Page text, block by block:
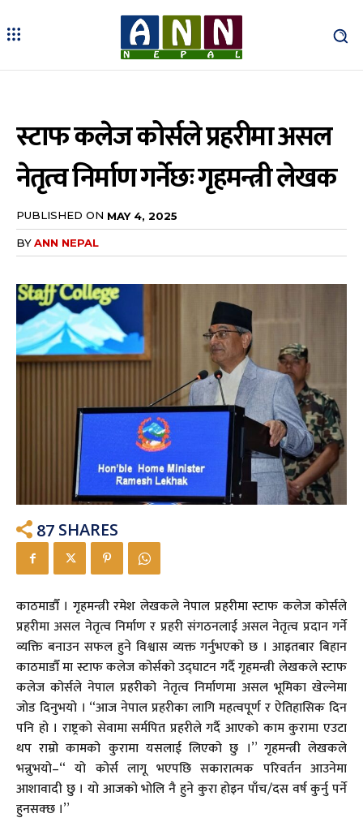
स्टाफ कलेज कोर्सले प्रहरीमा असल
नेतृत्व निर्माण गर्नेछः गृहमन्त्री लेखक
PUBLISHED ON MAY 4, 2025
BYANN NEPAL
87 SHARES
काठमाडौँ । गृहमन्त्री रमेश लेखकले नेपाल प्रहरीमा स्टाफ कलेज कोर्सले
प्रहरीमा असल नेतृत्व निर्माण र प्रहरी संगठनलाई असल नेतृत्व प्रदान गर्ने
व्यक्ति बनाउन सफल हुने विश्वास व्यक्त गर्नुभएको छ । आइतबार बिहान
काठमाडौँ मा स्टाफ कलेज कोर्सको उद्घाटन गर्दै गृहमन्त्री लेखकले स्टाफ
कलेज कोर्सले नेपाल प्रहरीको नेतृत्व निर्माणमा असल भूमिका खेल्नेमा
जोड दिनुभयो । “आज नेपाल प्रहरीका लागि महत्वपूर्ण र ऐतिहासिक दिन
पनि हो । राष्ट्रको सेवामा सर्मपित प्रहरीले गर्दै आएको काम कुरामा एउटा
थप राम्रो कामको कुरामा यसलाई लिएको छु ।” गृहमन्त्री लेखकले
भन्नुभयो–“ यो कोर्स लागू भएपछि सकारात्मक परिवर्तन आउनेमा
आशावादी छु । यो आजको भोलि नै हुने कुरा होइन पाँच/दस वर्ष कुर्नु पर्ने
हुनसक्छ ।”